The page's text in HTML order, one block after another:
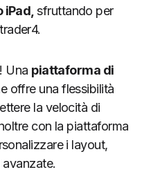
iPad,sfruttando per
Una piattaforma di
offre una flessibilità
la velocità di
con la piattaforma
i layout,